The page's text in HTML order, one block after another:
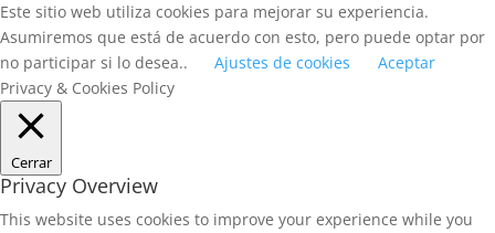
Este sitio web utiliza cookies para mejorar su experiencia.
Asumiremos que está de acuerdo con esto, pero puede optar por
no participar si lo desea..
Ajustes de cookies
Aceptar
Privacy & Cookies Policy
Cerrar
Privacy Overview
This website uses cookies to improve your experience while you